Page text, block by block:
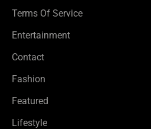
Terms Of Service
Entertainment
Contact
Fashion
Featured
Lifestyle